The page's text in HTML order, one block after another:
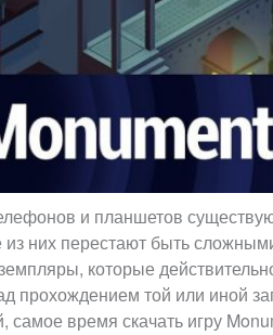
и планшетов
них перестают быть
которые
прохождением той или иной
самое время скачать игру